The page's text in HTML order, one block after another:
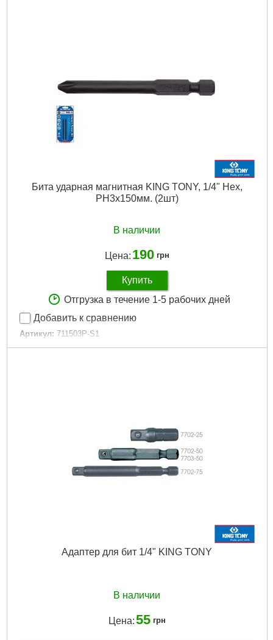
Бита ударная магнитная KING TONY, 1/4" Hex,
PH3х150мм. (2шт)
В наличии
Цена: 190 грн
Купить
Отгрузка в течение 1-5 рабочих дней
Добавить к сравнению
Артикул: 711503P-S1
Код товара: 23.25.53
204x55x8 мм
Адаптер для бит 1/4" KING TONY
В наличии
Цена:55 грн